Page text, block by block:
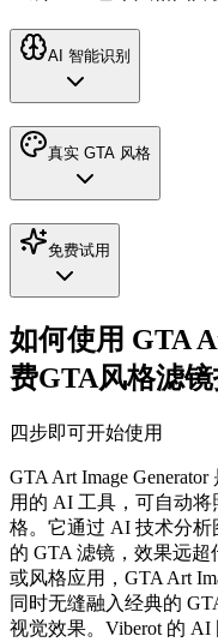
AI 智能识别
真实 GTA 风格
免费试用
如何使用 GTA
费GTA风格滤
四步即可开始使用
GTA Art Image
用的 AI 工具，可自动
格。它通过 AI 技术分
的 GTA 滤镜，效果远
或风格应用，GTA Art
同时无缝融入经典的
视觉效果。Viberot 的